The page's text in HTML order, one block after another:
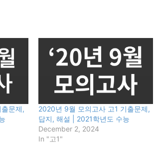
문제,
2020년 9월 모의고사 고1 기출문제,
답지, 해설 | 2021학년도 수능
December 2, 2024
In "고1"